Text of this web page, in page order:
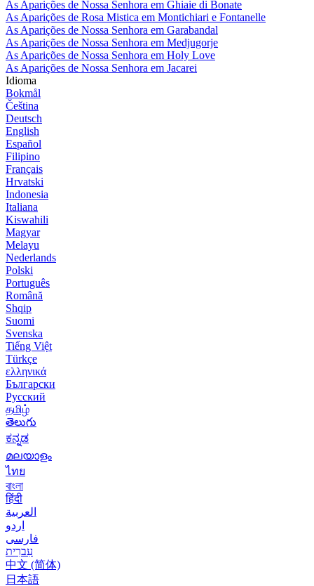
As Aparições de Nossa Senhora em Ghiaie di Bonate
As Aparições de Rosa Mistica em Montichiari e Fontanelle
As Aparições de Nossa Senhora em Garabandal
As Aparições de Nossa Senhora em Medjugorje
As Aparições de Nossa Senhora em Holy Love
As Aparições de Nossa Senhora em Jacarei
Idioma
Bokmål
Čeština
Deutsch
English
Español
Filipino
Français
Hrvatski
Indonesia
Italiana
Kiswahili
Magyar
Melayu
Nederlands
Polski
Português
Română
Shqip
Suomi
Svenska
Tiếng Việt
Türkçe
ελληνικά
Български
Русский
தமிழ்
తెలుగు
ಕನ್ನಡ
മലയാളം
ไทย
বাংলা
हिंदी
العربية
اردو
فارسی
עִברִית
中文 (简体)
日本語